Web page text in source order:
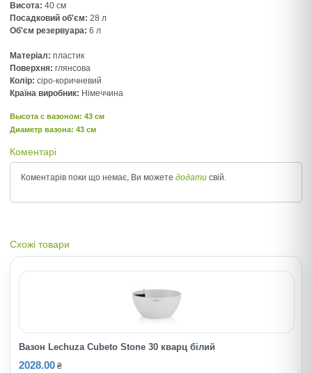
Висота: 40 см
Посадковий об'єм: 28 л
Об'єм резервуара: 6 л
Матеріал: пластик
Поверхня: глянсова
Колір: сіро-коричневий
Країна виробник: Німеччина
Высота c вазоном: 43 см
Диаметр вазона: 43 см
Коментарі
Коментарів поки що немає, Ви можете додати свій.
Схожі товари
Вазон Lechuza Cubeto Stone 30 кварц білий
2028.00 ₴